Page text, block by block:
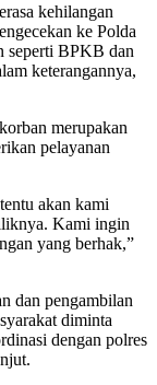
kehilangan
ke Polda
seperti BPKB dan
keterangannya,
merupakan
pelayanan
akan kami
Kami ingin
yang berhak,”
dan pengambilan
diminta
dengan polres